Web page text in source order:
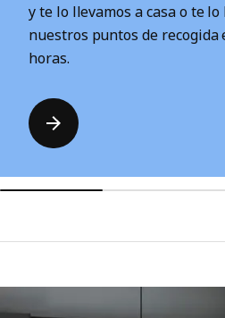
y te lo llevamos a casa o te
nuestros puntos de recogida
horas.